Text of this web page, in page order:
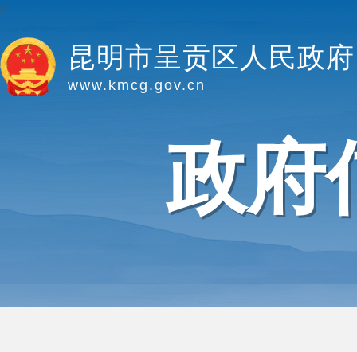
y
昆明市呈贡区人民政府
www.kmcg.gov.cn
政府